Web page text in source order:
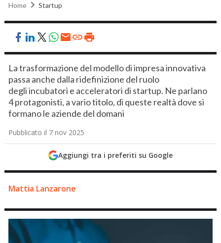
Home Startup
La trasformazione del modello di impresa innovativa
passa anche dalla ridefinizione del ruolo
degli incubatori e acceleratori di startup. Ne parlano
4 protagonisti, a vario titolo, di queste realtà dove si
formano le aziende del domani
Pubblicato il 7 nov 2025
Aggiungi tra i preferiti su Google
Mattia Lanzarone